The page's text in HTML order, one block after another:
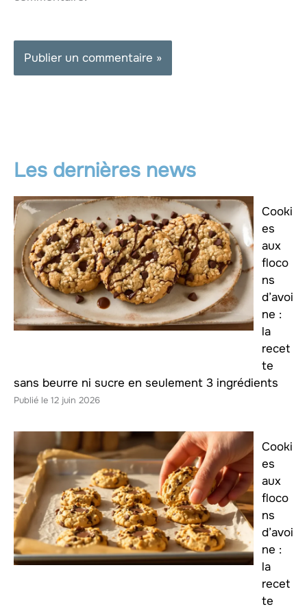
Les dernières news
Cooki
es
aux
floco
ns
d’avoi
ne :
la
recet
te
sans beurre ni sucre en seulement 3 ingrédients
12 juin 2026
Cooki
es
aux
floco
ns
d’avoi
ne :
la
recet
te